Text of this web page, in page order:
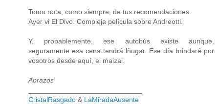
Tomo nota, como siempre, de tus recomendaciones.
Ayer vi El Divo. Compleja película sobre Andreotti.
Y, probablemente, ese autobús existe aunque,
seguramente esa cena tendrá lñugar. Ese día brindaré por
vosotros desde aquí, el maizal.
Abrazos
CristalRasgado & LaMiradaAusente